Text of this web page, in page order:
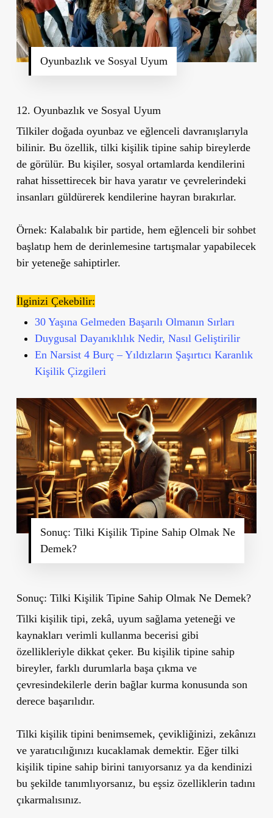
Oyunbazlık ve Sosyal Uyum
12. Oyunbazlık ve Sosyal Uyum
Tilkiler doğada oyunbaz ve eğlenceli davranışlarıyla
bilinir. Bu özellik, tilki kişilik tipine sahip bireylerde
de görülür. Bu kişiler, sosyal ortamlarda kendilerini
rahat hissettirecek bir hava yaratır ve çevrelerindeki
insanları güldürerek kendilerine hayran bırakırlar.
Örnek: Kalabalık bir partide, hem eğlenceli bir sohbet
başlatıp hem de derinlemesine tartışmalar yapabilecek
bir yeteneğe sahiptirler.
İlginizi Çekebilir:
30 Yaşına Gelmeden Başarılı Olmanın Sırları
Duygusal Dayanıklılık Nedir, Nasıl Geliştirilir
En Narsist 4 Burç – Yıldızların Şaşırtıcı Karanlık
Kişilik Çizgileri
Sonuç: Tilki Kişilik Tipine Sahip Olmak Ne
Demek?
Sonuç: Tilki Kişilik Tipine Sahip Olmak Ne Demek?
Tilki kişilik tipi, zekâ, uyum sağlama yeteneği ve
kaynakları verimli kullanma becerisi gibi
özellikleriyle dikkat çeker. Bu kişilik tipine sahip
bireyler, farklı durumlarla başa çıkma ve
çevresindekilerle derin bağlar kurma konusunda son
derece başarılıdır.
Tilki kişilik tipini benimsemek, çevikliğinizi, zekânızı
ve yaratıcılığınızı kucaklamak demektir. Eğer tilki
kişilik tipine sahip birini tanıyorsanız ya da kendinizi
bu şekilde tanımlıyorsanız, bu eşsiz özelliklerin tadını
çıkarmalısınız.